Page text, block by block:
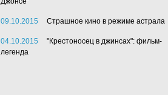
09.10.2015 Страшное кино в режиме астрала
04.10.2015
"Крестоносец в джинсах": фильм-
легенда